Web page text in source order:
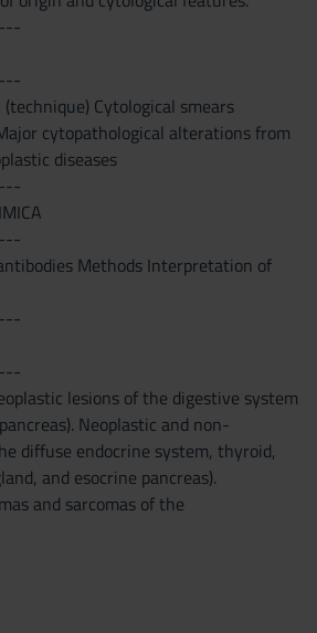
Cytological smears
cytopathological alterations from
diseases
Methods Interpretation of
lesions of the digestive system
Neoplastic and non-
diffuse endocrine system, thyroid,
and esocrine pancreas).
and sarcomas of the